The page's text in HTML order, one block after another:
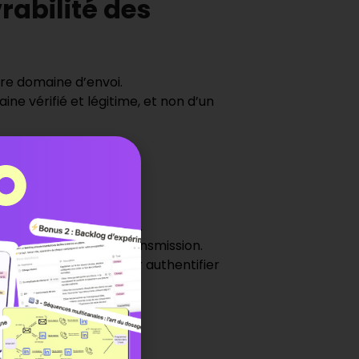
des
domaine d’envoi.
vérifié et légitime, et non d’un
d’un serveur relais.
pendant sa transmission.
fois SPF et DKIM pour authentifier